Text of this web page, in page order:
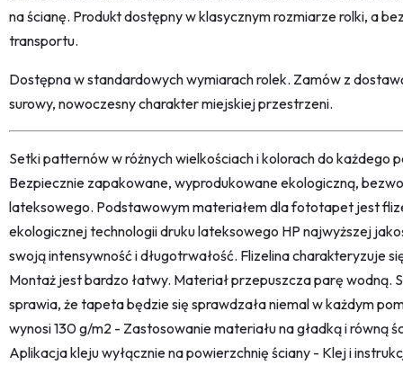
na ścianę. Produkt dostępny w klasycznym rozmiarze rolki, a
transportu.
Dostępna w standardowych wymiarach rolek. Zamów z
surowy, nowoczesny charakter miejskiej przestrzeni.
Setki patternów w różnych wielkościach i kolorach do każdego
Bezpiecznie zapakowane, wyprodukowane ekologiczną,
lateksowego. Podstawowym materiałem dla fototapet jest
ekologicznej technologii druku lateksowego HP najwyższej
swoją intensywność i długotrwałość. Flizelina charakteryzuje
Montaż jest bardzo łatwy. Materiał przepuszcza parę wodną.
sprawia, że tapeta będzie się sprawdzała niemal w każdym
wynosi 130 g/m2 - Zastosowanie materiału na gładką i równą
Aplikacja kleju wyłącznie na powierzchnię ściany - Klej i